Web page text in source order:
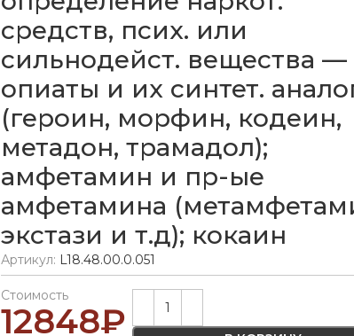
средств, псих. или
сильнодейст. вещества —
опиаты и их синтет.
(героин, морфин, кодеин,
метадон, трамадол);
амфетамин и пр-ые
амфетамина
экстази и т.д); кокаин
Артикул: L18.48.00.0.051
Стоимость
12848₽
Alternative: